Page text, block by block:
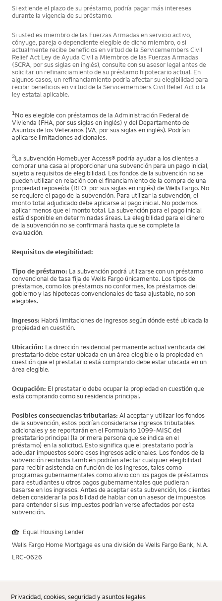
Si extiende el plazo de su préstamo, podría pagar más intereses
durante la vigencia de su préstamo.
Si usted es miembro de las Fuerzas Armadas en servicio activo,
cónyuge, pareja o dependiente elegible de dicho miembro, o si
actualmente recibe beneficios en virtud de la Servicemembers Civil
Relief Act Ley de Ayuda Civil a Miembros de las Fuerzas Armadas
(SCRA, por sus siglas en inglés), consulte con su asesor legal antes de
solicitar un refinanciamiento de su préstamo hipotecario actual. En
algunos casos, un refinanciamiento podría afectar su elegibilidad para
recibir beneficios en virtud de la Servicemembers Civil Relief Act o la
ley estatal aplicable.
1 No es elegible con préstamos de la Administración Federal de
Vivienda (FHA, por sus siglas en inglés) y del Departamento de
Asuntos de los Veteranos (VA, por sus siglas en inglés). Podrían
aplicarse limitaciones adicionales.
2La subvención Homebuyer Access® podría ayudar a los clientes a
comprar una casa al proporcionar una subvención para un pago inicial,
sujeto a requisitos de elegibilidad. Los fondos de la subvención no se
pueden utilizar en relación con el financiamiento de la compra de una
propiedad reposeída (REO, por sus siglas en inglés) de Wells Fargo. No
se requiere el pago de la subvención. Para utilizar la subvención, el
monto total adjudicado debe aplicarse al pago inicial. No podemos
aplicar menos que el monto total. La subvención para el pago inicial
está disponible en determinadas áreas. La elegibilidad para el dinero
de la subvención no se confirmará hasta que se complete la
evaluación.
Requisitos de elegibilidad:
Tipo de préstamo: La subvención podrá utilizarse con un préstamo
convencional de tasa fija de Wells Fargo únicamente. Los tipos de
préstamos, como los préstamos no conformes, los préstamos del
gobierno y las hipotecas convencionales de tasa ajustable, no son
elegibles.
Ingresos: Habrá limitaciones de ingresos según dónde esté ubicada la
propiedad en cuestión.
Ubicación: La dirección residencial permanente actual verificada del
prestatario debe estar ubicada en un área elegible o la propiedad en
cuestión que el prestatario está comprando debe estar ubicada en un
área elegible.
Ocupación: El prestatario debe ocupar la propiedad en cuestión que
está comprando como su residencia principal.
Posibles consecuencias tributarias: Al aceptar y utilizar los fondos
de la subvención, estos podrían considerarse ingresos tributables
adicionales y se reportarán en el Formulario 1099-MISC del
prestatario principal (la primera persona que se indica en el
préstamo) en la solicitud. Esto significa que el prestatario podría
adeudar impuestos sobre esos ingresos adicionales. Los fondos de la
subvención recibidos también podrían afectar cualquier elegibilidad
para recibir asistencia en función de los ingresos, tales como
programas gubernamentales como alivio con los pagos de préstamos
para estudiantes u otros pagos gubernamentales que pudieran
basarse en los ingresos. Antes de aceptar esta subvención, los clientes
deben considerar la posibilidad de hablar con un asesor de impuestos
para entender si sus impuestos podrían verse afectados por esta
subvención.
Equal Housing Lender
Wells Fargo Home Mortgage es una división de Wells Fargo Bank, N.A.
LRC-0626
Privacidad, cookies, seguridad y asuntos legales